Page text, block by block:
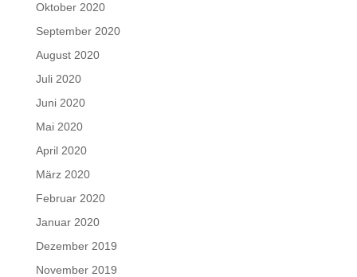
Oktober 2020
September 2020
August 2020
Juli 2020
Juni 2020
Mai 2020
April 2020
März 2020
Februar 2020
Januar 2020
Dezember 2019
November 2019